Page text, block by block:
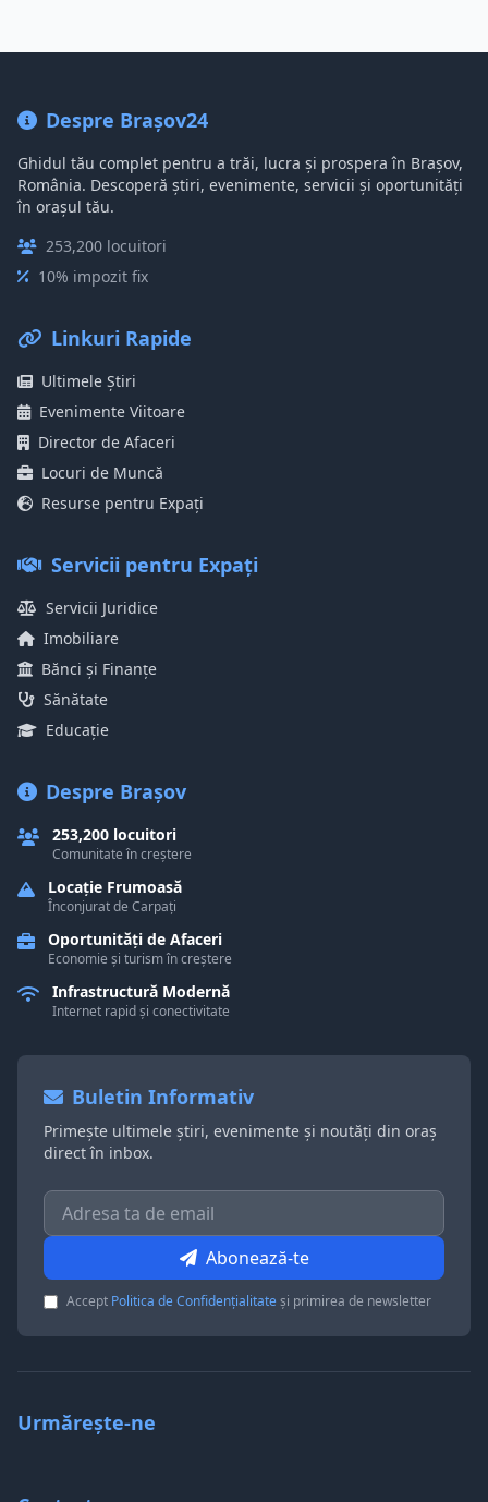
Despre Brașov24
Ghidul tău complet pentru a trăi, lucra și prospera în Brașov,
România. Descoperă știri, evenimente, servicii și oportunități
în orașul tău.
253,200 locuitori
10% impozit fix
Linkuri Rapide
Ultimele Știri
Evenimente Viitoare
Director de Afaceri
Locuri de Muncă
Resurse pentru Expați
Servicii pentru Expați
Servicii Juridice
Imobiliare
Bănci și Finanțe
Sănătate
Educație
Despre Brașov
253,200 locuitori
Comunitate în creștere
Locație Frumoasă
Înconjurat de Carpați
Oportunități de Afaceri
Economie și turism în creștere
Infrastructură Modernă
Internet rapid și conectivitate
Buletin Informativ
Primește ultimele știri, evenimente și noutăți din oraș
direct în inbox.
Abonează-te
Accept Politica de Confidențialitateși primirea de newsletter
Urmărește-ne